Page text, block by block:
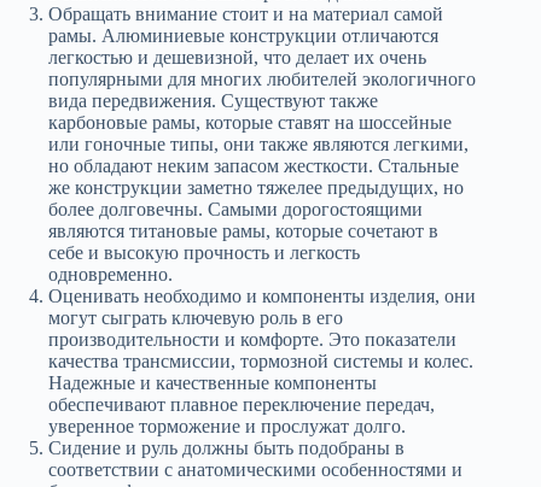
Обращать внимание стоит и на материал самой
рамы. Алюминиевые конструкции отличаются
легкостью и дешевизной, что делает их очень
популярными для многих любителей экологичного
вида передвижения. Существуют также
карбоновые рамы, которые ставят на шоссейные
или гоночные типы, они также являются легкими,
но обладают неким запасом жесткости. Стальные
же конструкции заметно тяжелее предыдущих, но
более долговечны. Самыми дорогостоящими
являются титановые рамы, которые сочетают в
себе и высокую прочность и легкость
одновременно.
Оценивать необходимо и компоненты изделия, они
могут сыграть ключевую роль в его
производительности и комфорте. Это показатели
качества трансмиссии, тормозной системы и колес.
Надежные и качественные компоненты
обеспечивают плавное переключение передач,
уверенное торможение и прослужат долго.
Сидение и руль должны быть подобраны в
соответствии с анатомическими особенностями и